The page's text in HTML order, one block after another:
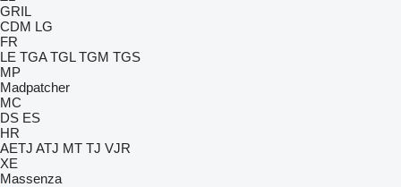
GRIL
CDM LG
FR
LE TGA TGL TGM TGS
MP
Madpatcher
MC
DS ES
HR
AETJ ATJ MT TJ VJR
XE
Massenza